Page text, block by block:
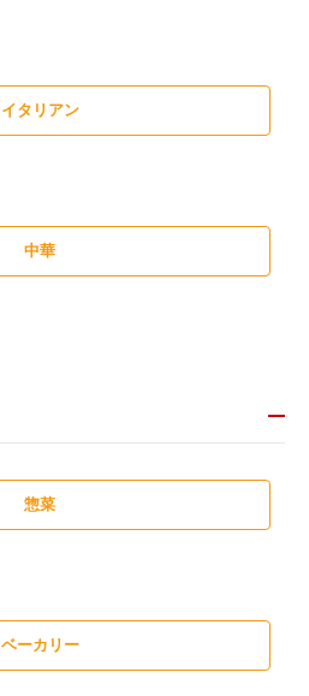
イタリアン
中華
惣菜
ベーカリー